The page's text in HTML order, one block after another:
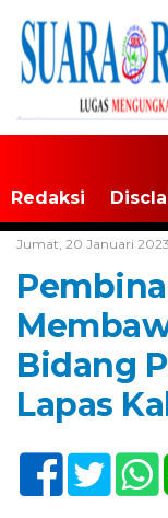
Redaksi
Jumat, 20 Januari
Bidang
Lapas